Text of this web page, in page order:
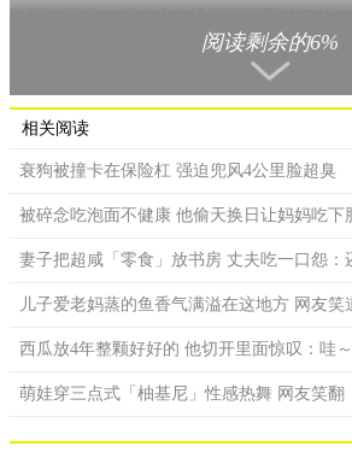
复，可以和以前一样。」阅读剩余的6%
相关阅读
衰狗被撞卡在保险杠 强迫兜风4公里脸超臭
被碎念吃泡面不健康 他偷天换日让妈妈吃下
妻子把超咸「零食」放书房 丈夫吃一口怨：
儿子爱老妈蒸的鱼香气满溢在这地方 网友笑
西瓜放4年整颗好好的 他切开里面惊叹：哇～
萌娃穿三点式「柚基尼」性感热舞 网友笑翻